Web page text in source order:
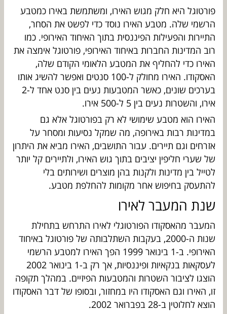
פורטוגל היא חלק מגוש האירו, ומשתמשת באירו כמטבע
הרשמי שלה. מטבע האירו נוסד כדי לפשט את הסחר,
התיירות והפעילות הפיננסית בתוך האיחוד האירופי. כמו
רוב המדינות החברות באיחוד האירופי, פורטוגל אימצה את
האירו כדי להחליף את המטבע הלאומי הקודם שלה,
האסקודו. האירו מחולק ל-100 סנטים ואפשר להשיג אותו
בערכים שונים, כאשר המטבעות נעים בין סנט אחד ל-2
אירו, והשטרות נעים בין 5 ל-500 אירו.
האירו הוא מטבע שימושי לא רק בפורטוגל אלא גם
במדינות רבות באירופה, מה שמקל נסיעות ומסחר על
אזרחים וגם תיירים. עבור התושבים, האירו מביא את היתרון
של שערי חליפין יציבים בתוך גוש האירו, ולתיירים קל יותר
לטייל בין מדינות ולקנות בהן מוצרים ושירותים בלי
להתעסק בחיפוש אחר מקומות להחלפת מטבע.
שנת המעבר לאירו
המעבר מהאסקודו הפורטוגלי לאירו התרחש בתחילת
שנות ה-2000, בעקבות השתלבותה של פורטוגל באיחוד
האירופי. ב-1 בינואר 1999 הפך האירו למטבע הרשמי
לעסקאות בנקאיות ופיננסיות, אך רק ב-1 בינואר 2002
הוצגו לציבור השטרות והמטבעות הפיזיים. במהלך תקופה
זו, האירו וגם האסקודו היו במחזור, ובסופו של דבר האסקודו
הוצא לחלוטין ב-28 בפברואר 2002.